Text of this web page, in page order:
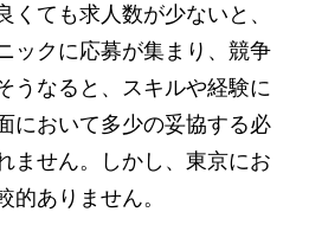
くても求人数が少ないと、
ックに応募が集まり、競争
うなると、スキルや経験に
において多少の妥協する必
ません。しかし、東京にお
的ありません。